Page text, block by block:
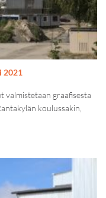
2021
valmistetaan graafisesta
koulussakin,